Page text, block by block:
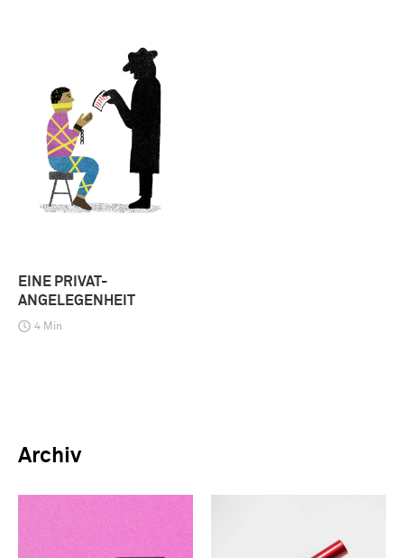
EINE PRIVAT-
ANGELEGENHEIT
4 Min
Archiv